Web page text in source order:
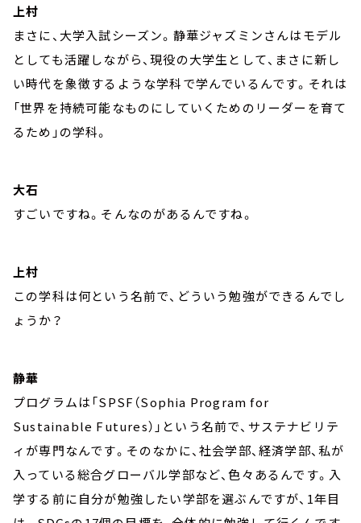
上村
まさに、大学入試シーズン。静華ジャズミンさんはモデル
としても活躍しながら、現役の大学生として、まさに新し
い時代を象徴するような学科で学んでいるんです。それは
「世界を持続可能なものにしていくためのリーダーを育て
るため」の学科。
大石
すごいですね。そんなのがあるんですね。
上村
この学科は何という名前で、どういう勉強ができるんでし
ょうか？
静華
プログラムは「SPSF（Sophia Program for
Sustainable Futures）」という名前で、サステナビリテ
ィが専門なんです。そのなかに、社会学部、経済学部、私が
入っている総合グローバル学部など、色々あるんです。入
学する前に自分が勉強したい学部を選ぶんですが、1年目